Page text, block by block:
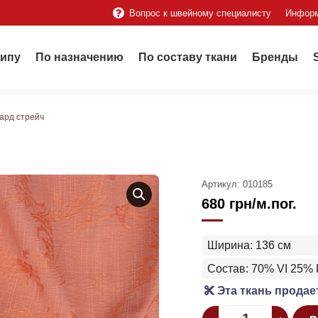
Вопрос к швейному специалисту
По назначению По составу ткани Бренды
стрейч
Артикул: 010185
680 грн/м.пог.
Ширина: 136 см
Состав: 70% VI 25%
Эта ткань
Quantity